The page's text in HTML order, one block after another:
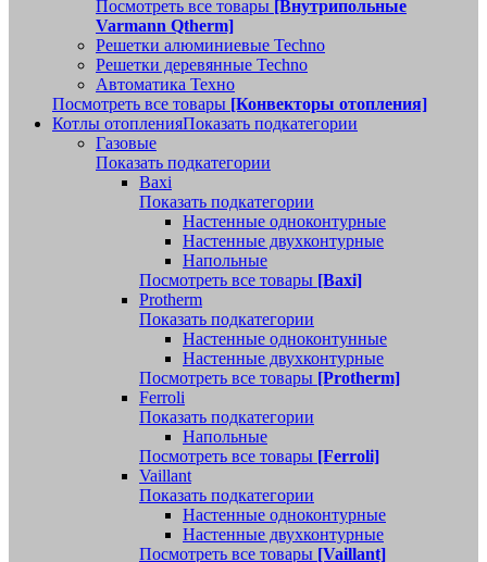
Посмотреть все товары [Внутрипольные
Varmann Qtherm]
Решетки алюминиевые Techno
Решетки деревянные Techno
Автоматика Техно
Посмотреть все товары [Конвекторы отопления]
Котлы отопленияПоказать подкатегории
Газовые
Показать подкатегории
Baxi
Показать подкатегории
Настенные одноконтурные
Настенные двухконтурные
Напольные
Посмотреть все товары [Baxi]
Protherm
Показать подкатегории
Настенные одноконтунные
Настенные двухконтурные
Посмотреть все товары [Protherm]
Ferroli
Показать подкатегории
Напольные
Посмотреть все товары [Ferroli]
Vaillant
Показать подкатегории
Настенные одноконтурные
Настенные двухконтурные
Посмотреть все товары [Vaillant]